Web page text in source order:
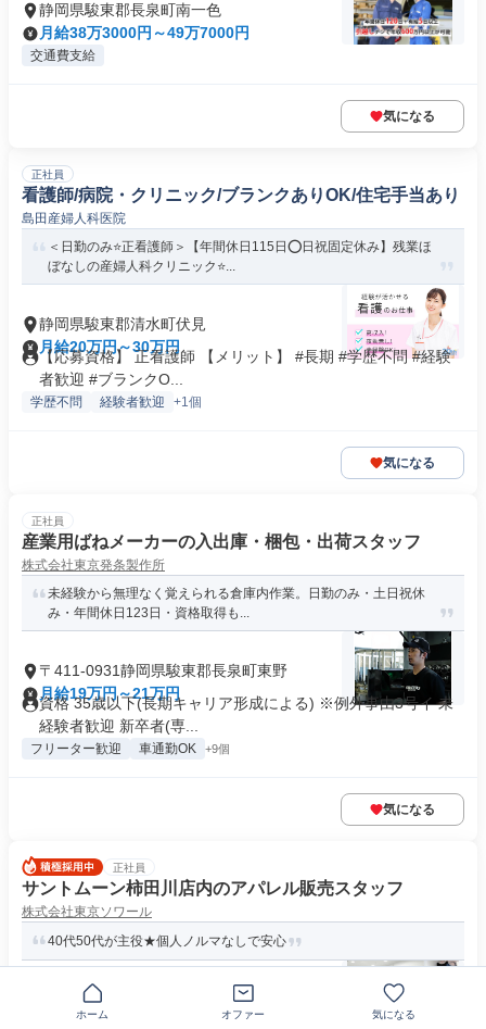
静岡県駿東郡長泉町南一色
月給38万3000円～49万7000円
交通費支給
気になる
正社員
看護師/病院・クリニック/ブランクありOK/住宅手当あり
島田産婦人科医院
＜日勤のみ⭐正看護師＞【年間休日115日⭕日祝固定休み】残業ほ
ぼなしの産婦人科クリニック⭐...
静岡県駿東郡清水町伏見
月給20万円～30万円
【応募資格】 正看護師 【メリット】 #長期 #学歴不問 #経験
者歓迎 #ブランクO...
学歴不問 経験者歓迎 +1個
気になる
正社員
産業用ばねメーカーの入出庫・梱包・出荷スタッフ
株式会社東京発条製作所
未経験から無理なく覚えられる倉庫内作業。日勤のみ・土日祝休
み・年間休日123日・資格取得も...
〒411-0931静岡県駿東郡長泉町東野
月給19万円～21万円
資格 35歳以下(長期キャリア形成による) ※例外事由3号イ 未
経験者歓迎 新卒者(専...
フリーター歓迎 車通勤OK +9個
気になる
正社員
サントムーン柿田川店内のアパレル販売スタッフ
株式会社東京ソワール
40代50代が主役★個人ノルマなしで安心
〒411-0902静岡県駿東郡清水町玉川
月給20万4000円～27万1000円
ホーム オファー 気になる